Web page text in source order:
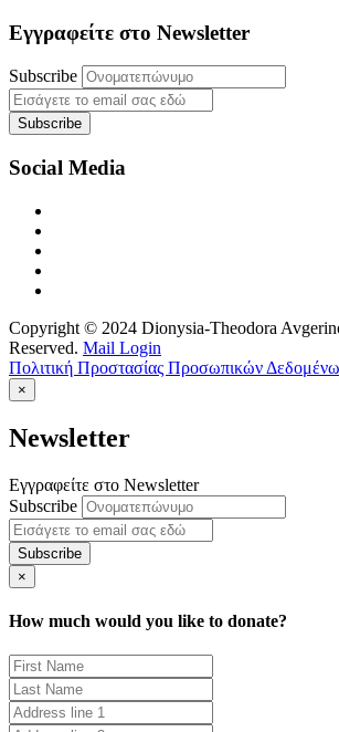
Εγγραφείτε στο Newsletter
Subscribe
Social Media
Copyright © 2024 Dionysia-Theodora
Reserved. Mail Login
Πολιτική Προστασίας Προσωπικών
×
Newsletter
Εγγραφείτε στο Newsletter
Subscribe
×
How much would you like to donate?